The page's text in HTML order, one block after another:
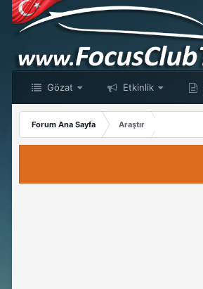
Gözat Etkinlik
Forum Ana Sayfa
Araştır